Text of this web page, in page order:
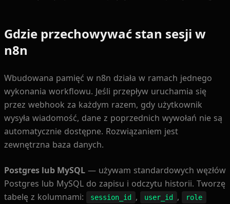
Gdzie przechowywać stan sesji w
n8n
Wbudowana pamięć w n8n działa w ramach jednego
wykonania workflowu. Jeśli przepływ uruchamia się
przez webhook za każdym razem, gdy użytkownik
wysyła wiadomość, dane z poprzednich wywołań nie są
automatycznie dostępne. Rozwiązaniem jest
zewnętrzna baza danych.
Postgres lub MySQL — używam standardowych węzłów
Postgres lub MySQL do zapisu i odczytu historii. Tworzę
tabelę z kolumnami:
session_id , user_id , role